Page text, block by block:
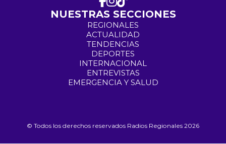
NUESTRAS SECCIONES
REGIONALES
ACTUALIDAD
TENDENCIAS
DEPORTES
INTERNACIONAL
ENTREVISTAS
EMERGENCIA Y SALUD
© Todos los derechos reservados Radios Regionales 2026